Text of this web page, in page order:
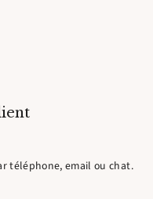
téléphone, email ou chat.